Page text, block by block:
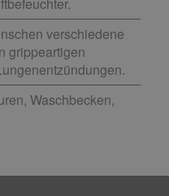
verschiedene
grippeartigen
Waschbecken,